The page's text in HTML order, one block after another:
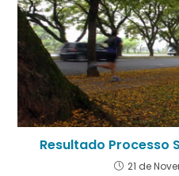
Resultado Processo
21 de